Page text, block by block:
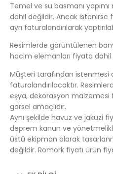
Temel ve su basmanı
dahil değildir. Ancak istenirse
ayrı faturalandırılarak
Resimlerde görüntülenen
hacim elemanları fiyata dahil
Müşteri tarafından istenmesi
faturalandırılacaktır.
eşya, dekorasyon
görsel amaçlıdır.
Aynı şekilde havuz ve jakuzi
deprem kanun ve
üstü ekipman olarak
değildir. Romork fiyatı ürün